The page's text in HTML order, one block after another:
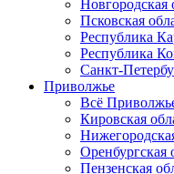
Новгородская
Псковская
Республика
Республика
Санкт-
Приволжье
Всё
Кировская
Оренбургская
Пензенская